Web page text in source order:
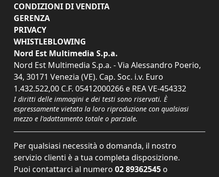
CONDIZIONI DI VENDITA
GERENZA
PRIVACY
WHISTLEBLOWING
Nord Est Multimedia S.p.a.
Nord Est Multimedia S.p.a. - Via Alessandro Poerio,
34, 30171 Venezia (VE). Cap. Soc. i.v. Euro
1.432.522,00 C.F. 05412000266 e REA VE-454332
I diritti delle immagini e dei testi sono riservati. È
espressamente vietata la loro riproduzione con qualsiasi
mezzo e l'adattamento totale o parziale.
Per qualsiasi necessità o domanda, il nostro
servizio clienti è a tua completa disposizione.
Puoi contattarci al numero 02 89362545 o